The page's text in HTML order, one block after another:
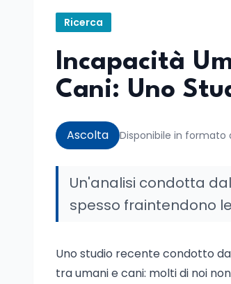
Ricerca
Incapacità
Cani: Uno
Ascolta Disponibile in formato
Un'analisi condotta
spesso fraintendono
Uno studio recente condotto
tra umani e cani: molti di noi